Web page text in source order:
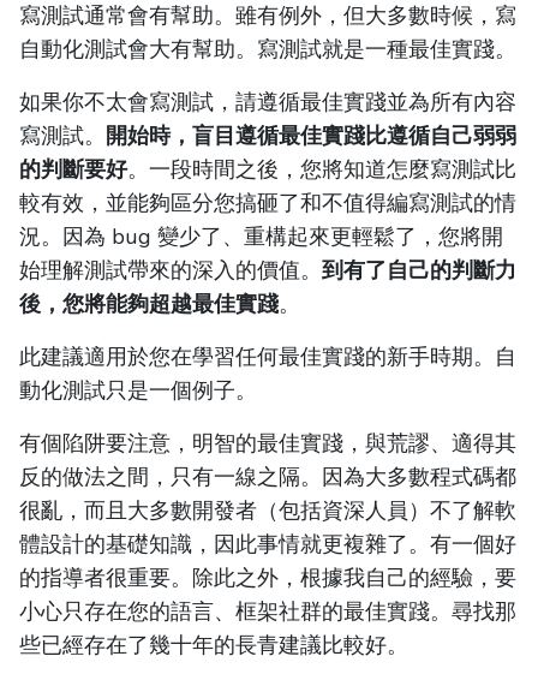
寫測試通常會有幫助。雖有例外，但大多數時候，寫
自動化測試會大有幫助。寫測試就是一種最佳實踐。
如果你不太會寫測試，請遵循最佳實踐並為所有內容
寫測試。 開始時，盲目遵循最佳實踐比遵循自己弱弱
的判斷要好。一段時間之後，您將知道怎麼寫測試比
較有效，並能夠區分您搞砸了和不值得編寫測試的情
況。因為 bug 變少了、重構起來更輕鬆了，您將開
始理解測試帶來的深入的價值。 到有了自己的判斷力
後，您將能夠超越最佳實踐。
此建議適用於您在學習任何最佳實踐的新手時期。自
動化測試只是一個例子。
有個陷阱要注意，明智的最佳實踐，與荒謬、適得其
反的做法之間，只有一線之隔。因為大多數程式碼都
很亂，而且大多數開發者（包括資深人員）不了解軟
體設計的基礎知識，因此事情就更複雜了。有一個好
的指導者很重要。除此之外，根據我自己的經驗，要
小心只存在您的語言、框架社群的最佳實踐。尋找那
些已經存在了幾十年的長青建議比較好。